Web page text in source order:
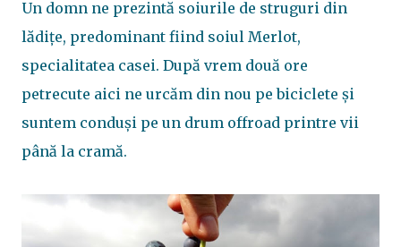
Un domn ne prezintă soiurile de struguri din
lădițe, predominant fiind soiul Merlot,
specialitatea casei. După vrem două ore
petrecute aici ne urcăm din nou pe biciclete și
suntem conduși pe un drum offroad printre vii
până la cramă.